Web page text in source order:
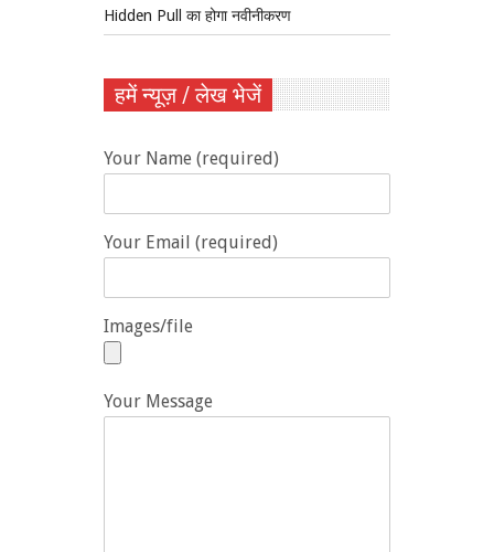
Hidden Pull का होगा नवीनीकरण
हमें न्यूज़ / लेख भेजें
Your Name (required)
Your Email (required)
Images/file
Your Message